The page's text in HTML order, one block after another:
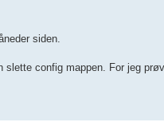
siden.
config mappen. For jeg